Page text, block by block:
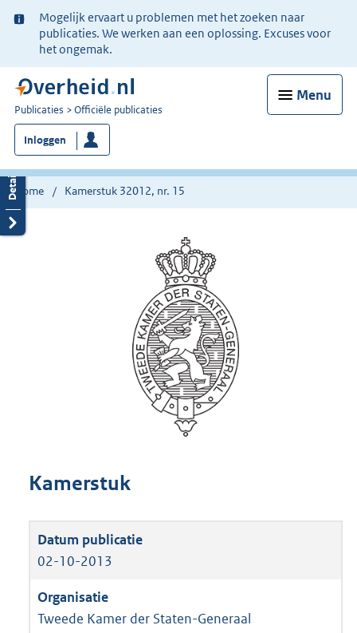
Ter
informatie:
Mogelijk ervaart u problemen met het zoeken naar
publicaties. We werken aan een oplossing. Excuses voor
het ongemak.
Menu
U
bent
nu
hier:
Publicaties Officiële publicaties
Inloggen
Home Kamerstuk 32012, nr. 15
Kamerstuk
02-10-2013
Tweede Kamer der Staten-Generaal